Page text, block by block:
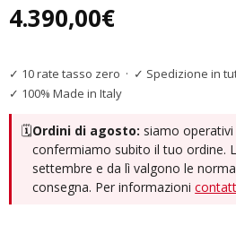
4.390,00€
✓ 10 rate tasso zero · ✓ Spedizione in
✓ 100% Made in Italy
🗓️Ordini di agosto: siamo
confermiamo subito il tuo ordine.
settembre e da lì valgono le
consegna. Per informazioni